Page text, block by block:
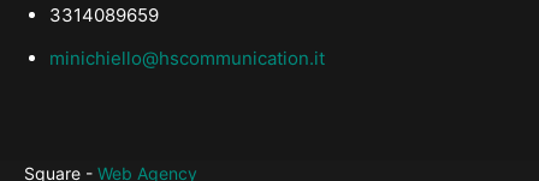
3314089659
minichiello@hscommunication.it
Square - Web Agency